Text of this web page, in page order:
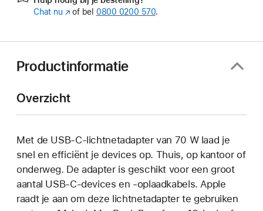
Chat nu (Wordt
of bel 0800 0200 570.
Productinformatie
Overzicht
Met de USB‑C-lichtnetadapter van 70 W laad je
snel en efficiënt je devices op. Thuis, op kantoor of
onderweg. De adapter is geschikt voor een groot
aantal USB‑C-devices en ‑oplaadkabels. Apple
raadt je aan om deze lichtnet­adapter te gebruiken